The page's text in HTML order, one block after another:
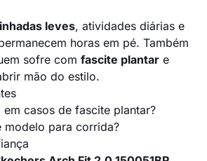
leves, atividades diárias e
horas em pé. Também
sofre com fascite plantar e
mão do estilo.
em casos de fascite plantar?
modelo para corrida?